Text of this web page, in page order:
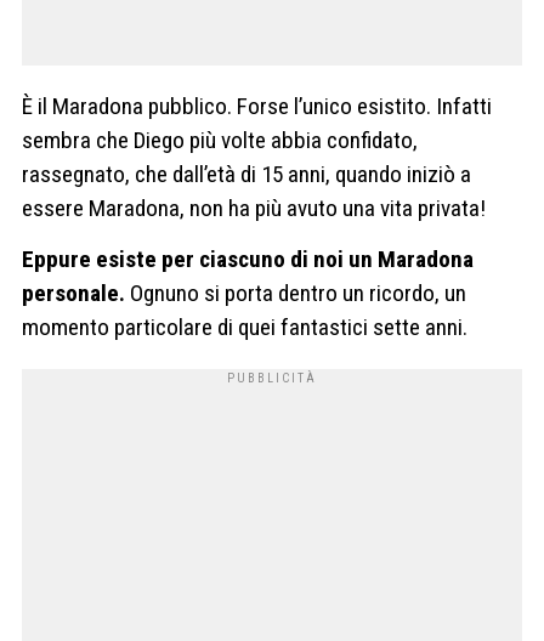
È il Maradona pubblico. Forse l’unico esistito. Infatti
sembra che Diego più volte abbia confidato,
rassegnato, che dall’età di 15 anni, quando iniziò a
essere Maradona, non ha più avuto una vita privata!
Eppure esiste per ciascuno di noi un Maradona
personale. Ognuno si porta dentro un ricordo, un
momento particolare di quei fantastici sette anni.